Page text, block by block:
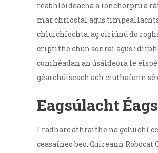
réabhlóideacha a ionchorprú a
mar chriostal agus
chluichíochta, ag oiriúnú do
criptithe chun sonraí agus
comhéadan an úsáideora le
géarchúiseach ach cruthaíonn
Eagsúlacht
I radharc athraithe na gcluichí
ceasaíneo beo. Cuireann